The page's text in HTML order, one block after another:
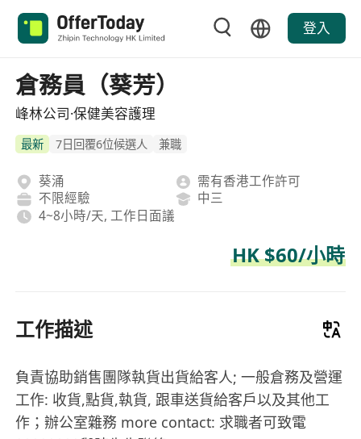
登入
倉務員（葵芳）
峰林公司·保健美容護理
最新 7日回覆6位候選人 兼職
葵涌
需有香港工作許可
不限經驗
中三
4~8小時/天, 工作日面議
HK $60/小時
工作描述
負責協助銷售團隊執貨出貨給客人; 一般倉務及營運
工作: 收貨,點貨,執貨, 跟車送貨給客戶以及其他工
作；辦公室雜務 more contact: 求職者可致電